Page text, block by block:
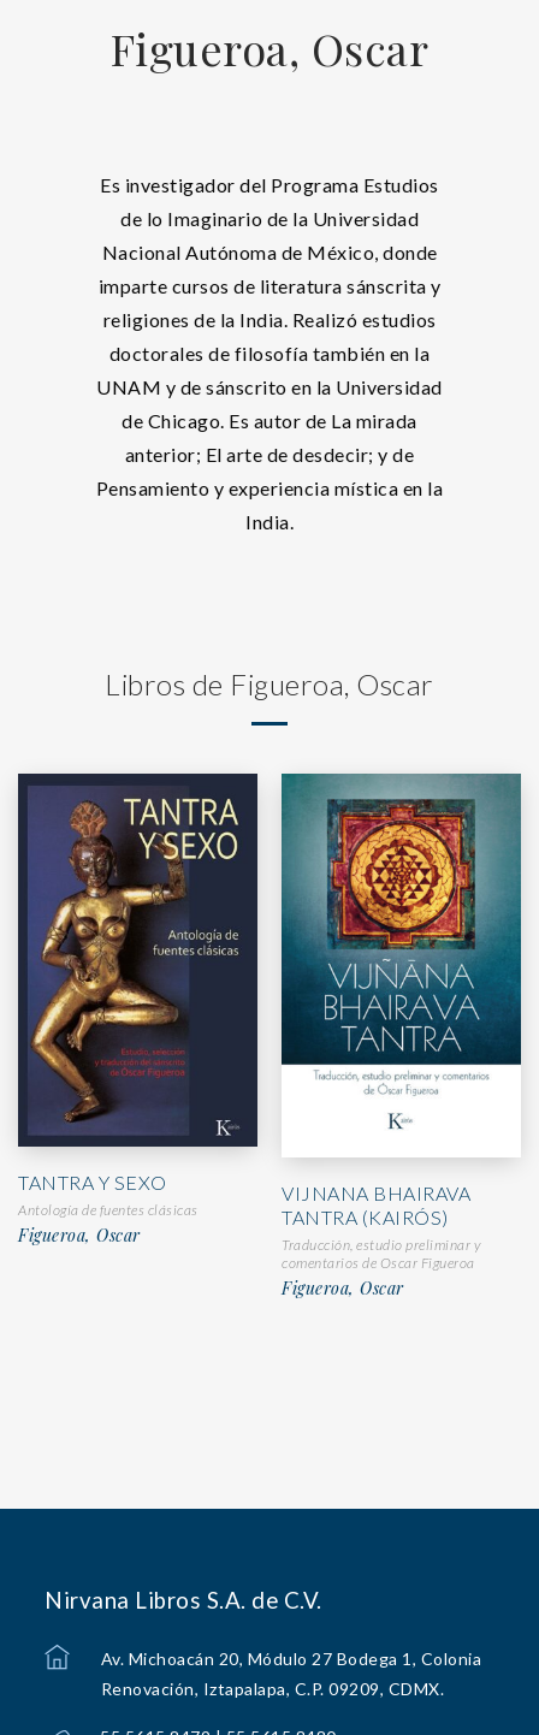
Figueroa, Oscar
Es investigador del Programa Estudios
de lo Imaginario de la Universidad
Nacional Autónoma de México, donde
imparte cursos de literatura sánscrita y
religiones de la India. Realizó estudios
doctorales de filosofía también en la
UNAM y de sánscrito en la Universidad
de Chicago. Es autor de La mirada
anterior; El arte de desdecir; y de
Pensamiento y experiencia mística en la
India.
Libros de Figueroa, Oscar
TANTRA Y SEXO
Antología de fuentes clásicas
Figueroa, Oscar
VIJNANA BHAIRAVA
TANTRA (KAIRÓS)
Traducción, estudio preliminar y
comentarios de Oscar Figueroa
Figueroa, Oscar
Nirvana Libros S.A. de C.V.
Av. Michoacán 20, Módulo 27 Bodega 1, Colonia
Renovación, Iztapalapa, C.P. 09209, CDMX.